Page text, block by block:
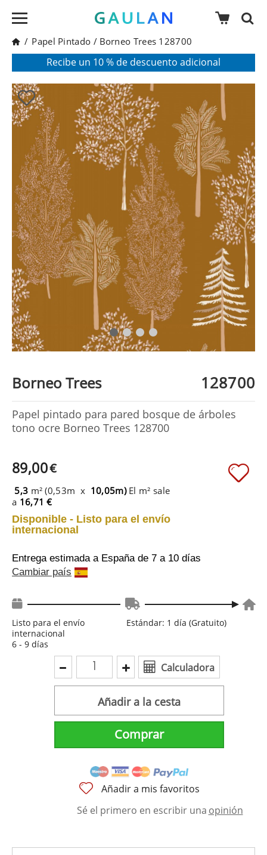
/ Papel Pintado / Borneo Trees 128700
Pon en tu cesta el código:AGOSTO2026
Recibe un 10 % de descuento adicional
* Válido para pedidos superiores a 120€
Borneo Trees 128700
Papel pintado para pared bosque de árboles
tono ocre Borneo Trees 128700
89,00€
5,3 m² (0,53m x 10,05m) El m² sale
a 16,71 €
Disponible - Listo para el envío
internacional
Entrega estimada a España de 7 a 10 días
Cambiar país
Listo para el envío
internacional
6 - 9 días
Estándar: 1 día (Gratuito)
Calculadora
Añadir a la cesta
Comprar
Añadir a mis favoritos
Sé el primero en escribir una opinión